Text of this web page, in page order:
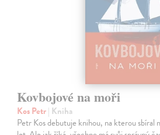
Kovbojové na moři
Kos Petr| Kniha
Petr Kos debutuje knihou, na kterou sbíral